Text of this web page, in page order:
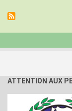
centrale
ATTENTION AUX